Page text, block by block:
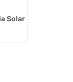
Solar